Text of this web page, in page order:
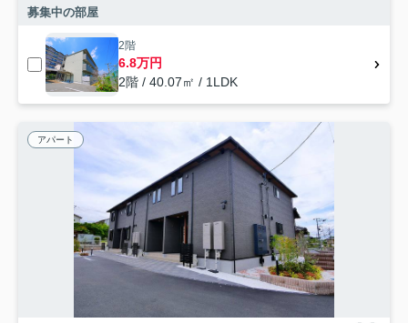
募集中の部屋
2階
6.8万円
2階 / 40.07㎡ / 1LDK
アパート